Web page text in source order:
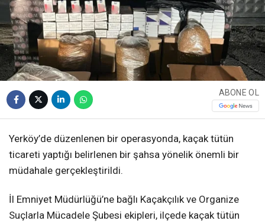
ABONE OL
Yerköy’de düzenlenen bir operasyonda, kaçak tütün
ticareti yaptığı belirlenen bir şahsa yönelik önemli bir
müdahale gerçekleştirildi.
İl Emniyet Müdürlüğü’ne bağlı Kaçakçılık ve Organize
Suçlarla Mücadele Şubesi ekipleri, ilçede kaçak tütün